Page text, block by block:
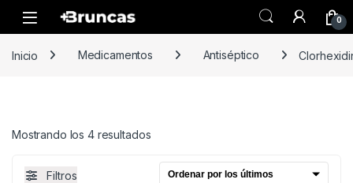
Skip to navigation
Skip to content
0
Inicio Medicamentos Antiséptico
Mostrando los 4 resultadosOrdenado por los últimos
Filtros